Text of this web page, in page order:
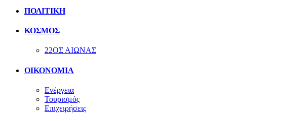
ΠΟΛΙΤΙΚΗ
ΚΟΣΜΟΣ
22ΟΣ ΑΙΩΝΑΣ
ΟΙΚΟΝΟΜΙΑ
Ενέργεια
Τουρισμός
Επιχειρήσεις